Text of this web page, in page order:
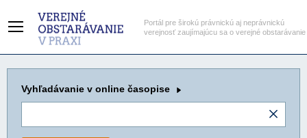
Portál pre širokú právnickú aj neprávnickú
verejnosť zaujímajúcu sa o verejné obstarávanie
Vyhľadávanie v online časopise